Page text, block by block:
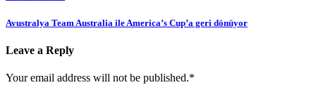
Avustralya Team Australia ile America’s Cup’a geri dönüyor
Leave a Reply
Your email address will not be published.*